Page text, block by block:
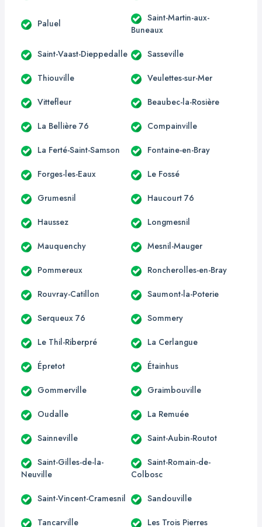
Paluel
Saint-Martin-aux-
Buneaux
Saint-Vaast-Dieppedalle Sasseville
Thiouville Veulettes-sur-Mer
Vittefleur Beaubec-la-Rosière
La Bellière 76 Compainville
La Ferté-Saint-Samson Fontaine-en-Bray
Forges-les-Eaux Le Fossé
Grumesnil Haucourt 76
Haussez Longmesnil
Mauquenchy Mesnil-Mauger
Pommereux Roncherolles-en-Bray
Rouvray-Catillon Saumont-la-Poterie
Serqueux 76 Sommery
Le Thil-Riberpré La Cerlangue
Épretot Étainhus
Gommerville Graimbouville
Oudalle La Remuée
Sainneville Saint-Aubin-Routot
Saint-Gilles-de-la-
Neuville
Saint-Romain-de-
Colbosc
Saint-Vincent-Cramesnil Sandouville
Tancarville Les Trois Pierres